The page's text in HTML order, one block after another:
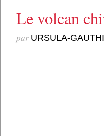
Le volcan
par URSULA-